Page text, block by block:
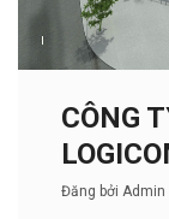
CÔNG
Đăng bởi Admin